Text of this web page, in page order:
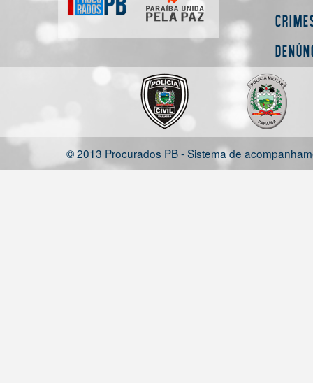
© 2013 Procurados PB - Sistema de